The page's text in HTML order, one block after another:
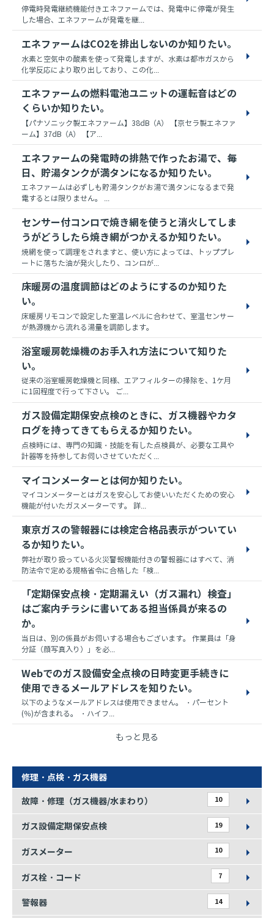
停電時発電継続機能付きエネファームでは、発電中に停電が発生
した場合、エネファームが発電を継...
エネファームはCO2を排出しないのか知りたい。
水素と空気中の酸素を使って発電しますが、水素は都市ガスから
化学反応により取り出しており、この化...
エネファームの燃料電池ユニットの運転音はどの
くらいか知りたい。
【パナソニック製エネファーム】38dB（A） 【京セラ製エネファ
ーム】37dB（A） 【ア...
エネファームの発電時の排熱で作ったお湯で、毎
日、貯湯タンクが満タンになるか知りたい。
エネファームは必ずしも貯湯タンクがお湯で満タンになるまで発
電するとは限りません。 ...
センサー付コンロで焼き網を使うと消火してしま
うがどうしたら焼き網がつかえるか知りたい。
焼網を使って調理をされますと、使い方によっては、トッププレ
ートに落ちた油が発火したり、コンロが...
床暖房の温度調節はどのようにするのか知りた
い。
床暖房リモコンで設定した室温レベルに合わせて、室温センサー
が熱源機から流れる湯量を調節します。
浴室暖房乾燥機のお手入れ方法について知りた
い。
従来の浴室暖房乾燥機と同様、エアフィルターの掃除を、1ケ月
に1回程度で行って下さい。 ご...
ガス設備定期保安点検のときに、ガス機器やカタ
ログを持ってきてもらえるか知りたい。
点検時には、専門の知識・技能を有した点検員が、必要な工具や
計器等を持参してお伺いさせていただく...
マイコンメーターとは何か知りたい。
マイコンメーターとはガスを安心してお使いいただくための安心
機能が付いたガスメーターです。 詳...
東京ガスの警報器には検定合格品表示がついてい
るか知りたい。
弊社が取り扱っている火災警報機能付きの警報器にはすべて、消
防法令で定める規格省令に合格した「検...
「定期保安点検・定期漏えい（ガス漏れ）検査」
はご案内チラシに書いてある担当係員が来るの
か。
当日は、別の係員がお伺いする場合もございます。 作業員は「身
分証（顔写真入り）」を必...
Webでのガス設備安全点検の日時変更手続きに
使用できるメールアドレスを知りたい。
以下のようなメールアドレスは使用できません。 ・パーセント
(％)が含まれる。 ・ハイフ...
もっと見る
修理・点検・ガス機器
故障・修理（ガス機器/水まわり） 10
ガス設備定期保安点検 19
ガスメーター 10
ガス栓・コード 7
警報器 14